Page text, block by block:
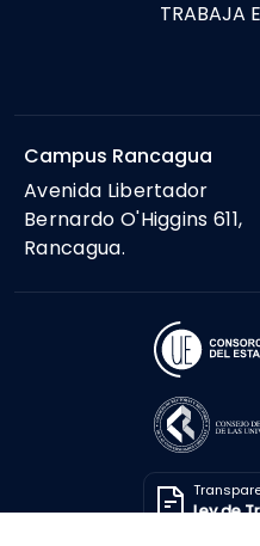
TRABAJA
Campus Rancagua
Avenida Libertador
Bernardo O'Higgins 611,
Rancagua.
Ley de